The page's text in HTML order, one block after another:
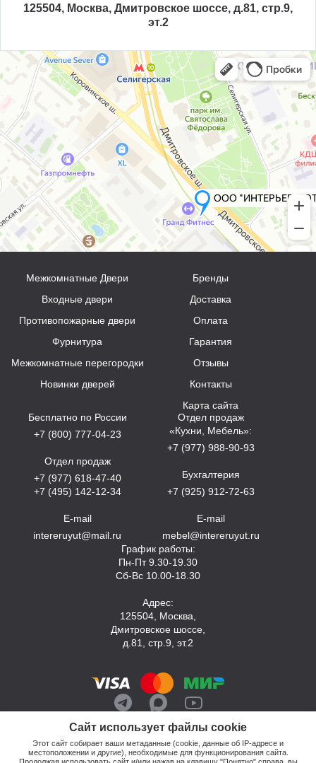
125504, Москва, Дмитровское шоссе, д.81, стр.9,
эт.2
Сайт использует файлы cookie
Этот сайт собирает ваши метаданные (cookie, данные об IP-адресе и
местоположении и другие), необходимые для функционирования сайта.
Межкомнатные Двери
Входные двери
Противопожарные двери
Фурнитура
Межкомнатные перегородки
Новинки дверей
Бренды
Доставка
Оплата
Гарантия
Отзывы
Контакты
Карта сайта
Бесплатно по России
+7 (800) 777-04-23
Отдел продаж
+7 (977) 618-47-40
+7 (495) 142-12-34
E-mail
intereruyut@mail.ru
Отдел продаж
«Кухни, Мебель»:
+7 (977) 988-90-93
Бухгалтерия
+7 (925) 912-72-63
E-mail
mebel@intereruyut.ru
График работы:
Пн-Пт 9.30-19.30
Сб-Вс 10.00-18.30
Адрес:
125504, Москва,
Дмитровское шоссе,
д.81, стр.9, эт.2